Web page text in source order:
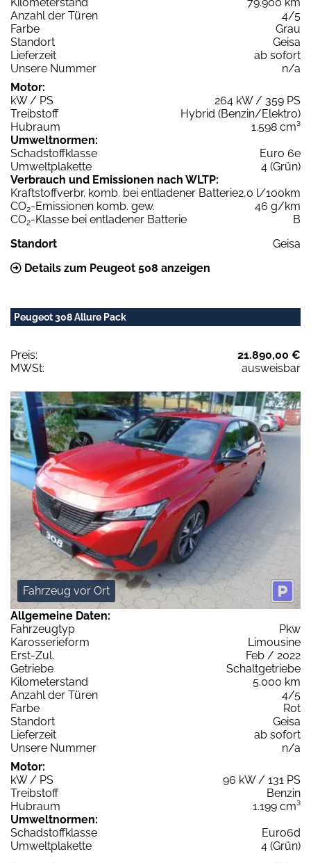
Anzahl der Türen
4/5
Farbe
Grau
Standort
Geisa
Lieferzeit
ab sofort
Unsere Nummer
n/a
Motor:
kW / PS
264 kW / 359 PS
Treibstoff
Hybrid (Benzin/Elektro)
Hubraum
1.598 cm³
Umweltnormen:
Schadstoffklasse
Euro 6e
Umweltplakette
4 (Grün)
Verbrauch und Emissionen nach WLTP:
Kraftstoffverbr. komb. bei entladener Batterie2,0 l/100km
CO2-Emissionen komb. gew.
46 g/km
CO2-Klasse bei entladener Batterie
B
Standort
Geisa
Details zum Peugeot 508 anzeigen
Peugeot 308 Allure Pack
Preis:
21.890,00 €
MWSt:
ausweisbar
Fahrzeug vor Ort
Allgemeine Daten:
Fahrzeugtyp
Pkw
Karosserieform
Limousine
Erst-Zul.
Feb / 2022
Getriebe
Schaltgetriebe
Kilometerstand
5.000 km
Anzahl der Türen
4/5
Farbe
Rot
Standort
Geisa
Lieferzeit
ab sofort
Unsere Nummer
n/a
Motor:
kW / PS
96 kW / 131 PS
Treibstoff
Benzin
Hubraum
1.199 cm³
Umweltnormen:
Schadstoffklasse
Euro6d
Umweltplakette
4 (Grün)